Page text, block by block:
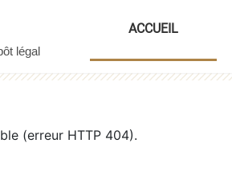
ACCUEIL
(erreur HTTP 404).